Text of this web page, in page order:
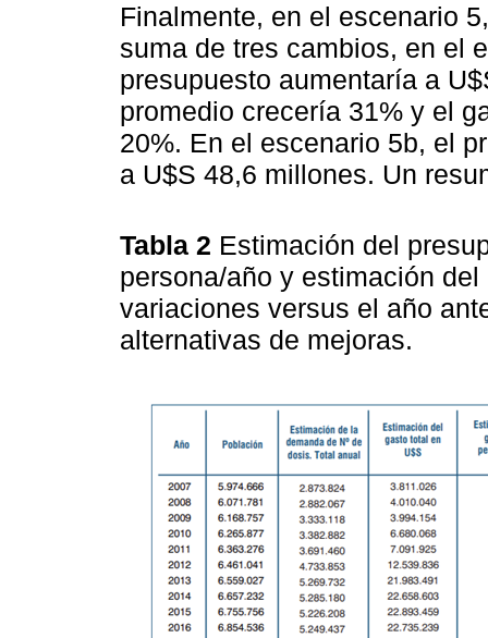
Finalmente, en el escenario
suma de tres cambios, en el
presupuesto aumentaría a
promedio crecería 31% y el
20%. En el escenario 5b, el
a U$S 48,6 millones. Un
Tabla 2 Estimación del
persona/año y estimación
variaciones versus el año
alternativas de mejoras.